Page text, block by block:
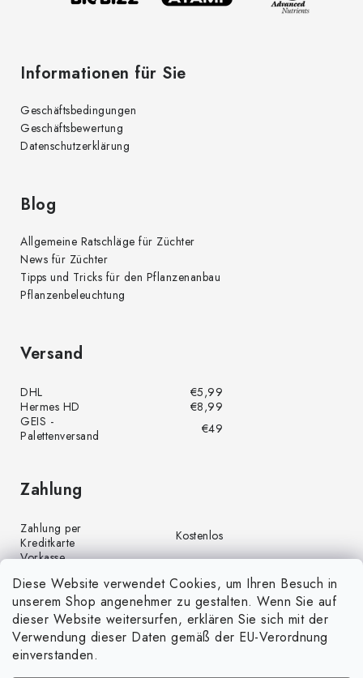
Diese Website verwendet Cookies, um Ihren Besuch in
unserem Shop angenehmer zu gestalten. Wenn Sie auf
dieser Website weitersurfen, erklären Sie sich mit der
Verwendung dieser Daten gemäß der EU-Verordnung
einverstanden.
Informationen für Sie
Geschäftsbedingungen
Geschäftsbewertung
Datenschutzerklärung
Blog
Allgemeine Ratschläge für Züchter
News für Züchter
Tipps und Tricks für den Pflanzenanbau
Pflanzenbeleuchtung
Versand
DHL
€5,99
Hermes HD
€8,99
GEIS -
Palettenversand
€49
Zahlung
Zahlung per
Kreditkarte
Kostenlos
Vorkasse
Zahlung per PayPal
Kostenlos
Nachnahme
€4,00